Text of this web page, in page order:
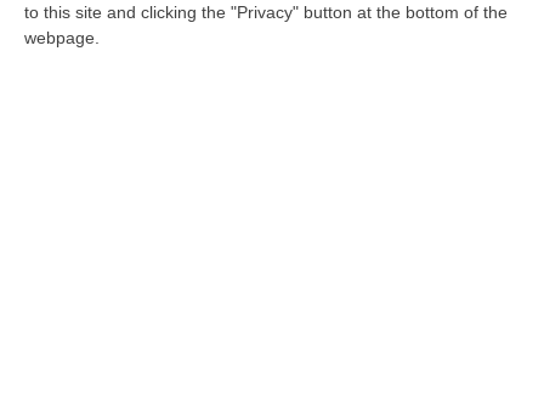
to this site and clicking the "Privacy" button at the bottom of the
webpage.
che ha il doppio degli abitanti della nostra
regione. Seicentomila euro elargiti a